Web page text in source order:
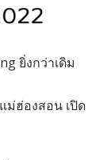
ยิ่งกว่าเดิม
ม่ฮ่องสอน เปิด